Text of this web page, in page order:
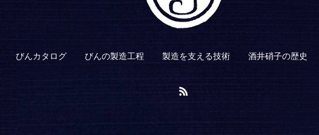
びんカタログ びんの製造工程 製造を支える技術 酒井硝子の歴史